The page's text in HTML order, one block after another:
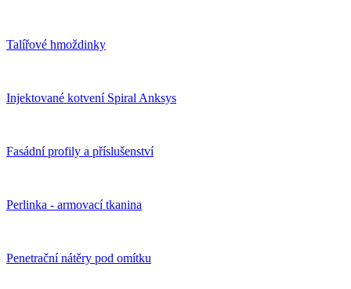
Talířové hmoždinky
Injektované kotvení Spiral Anksys
Fasádní profily a příslušenství
Perlinka - armovací tkanina
Penetrační nátěry pod omítku